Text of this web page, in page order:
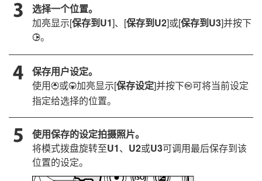
选择一个位置。
加亮显示[保存到U1]、[保存到U2]或[保存到U3]并按下
2。
保存用户设定。
使用1或3加亮显示[保存设定]并按下J可将当前设定
指定给选择的位置。
使用保存的设定拍摄照片。
将模式拨盘旋转至U1、 U2或U3可调用最后保存到该
位置的设定。